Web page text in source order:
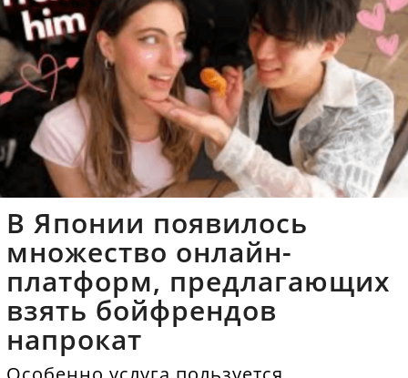
В Японии появилось
множество онлайн-
платформ, предлагающих
взять бойфрендов
напрокат